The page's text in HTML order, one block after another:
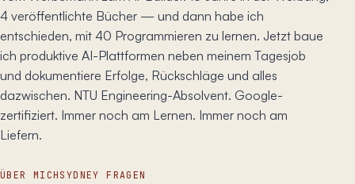
4 veröffentlichte Bücher — und dann habe ich
entschieden, mit 40 Programmieren zu lernen. Jetzt baue
ich produktive AI-Plattformen neben meinem Tagesjob
und dokumentiere Erfolge, Rückschläge und alles
dazwischen. NTU Engineering-Absolvent. Google-
zertifiziert. Immer noch am Lernen. Immer noch am
Liefern.
ÜBER MICH SYDNEY FRAGEN